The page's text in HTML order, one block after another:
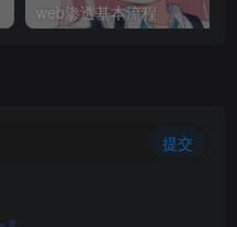
web渗透基本流程
提交